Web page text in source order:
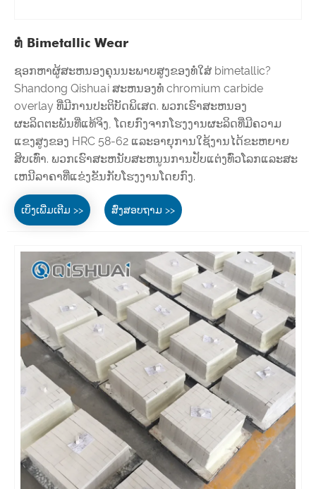
ທໍ່ Bimetallic Wear
ຊອກຫາຜູ້ສະຫນອງຄຸນນະພາບສູງຂອງທໍ່ໃສ່ bimetallic?
Shandong Qishuai ສະຫນອງທໍ່ chromium carbide
overlay ທີ່ມີການປະຕິບັດພິເສດ. ພວກເຮົາສະຫນອງ
ຜະລິດຕະພັນທີ່ແທ້ຈິງ, ໂດຍກົງຈາກໂຮງງານຜະລິດທີ່ມີຄວາມ
ແຂງສູງຂອງ HRC 58-62 ແລະອາຍຸການໃຊ້ງານໄດ້ຂະຫຍາຍ
ສິບເທົ່າ. ພວກເຮົາສະຫນັບສະຫນູນການປັບແຕ່ງທົ່ວໂລກແລະສະ
ເຫນີລາຄາທີ່ແຂ່ງຂັນກັບໂຮງງານໂດຍກົງ.
ເບິ່ງເພີ່ມເຕີມ >> ສົ່ງສອບຖາມ >>